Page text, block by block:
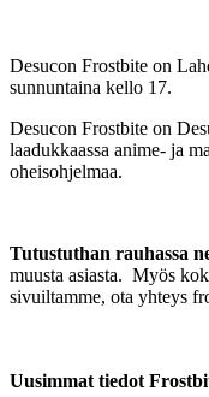
Desucon Frostbite on
sunnuntaina kello 17.
Desucon Frostbite on
laadukkaassa anime- ja
oheisohjelmaa.
Tutustuthan rauhassa
muusta asiasta. Myös
sivuiltamme, ota yhteys
Uusimmat tiedot